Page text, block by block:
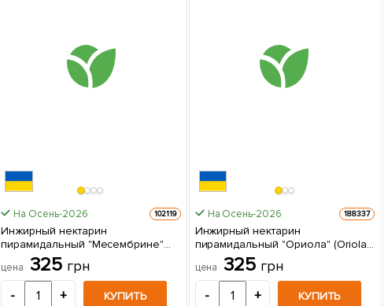
На Осень-2026 102119
Инжирный нектарин
пирамидальный "Месембрине"
(Mesembrine) 1 саженец в
упаковке
цена 325 грн
- + КУПИТЬ
На Осень-2026 188337
Инжирный нектарин
пирамидальный "Ориола" (Oriola)
1 саженец в упаковке
цена 325 грн
- + КУПИТЬ